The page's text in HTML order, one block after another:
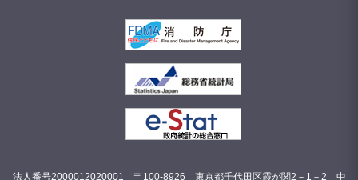
法人番号2000012020001 〒100-8926 東京都千代田区霞が関2－1－2 中